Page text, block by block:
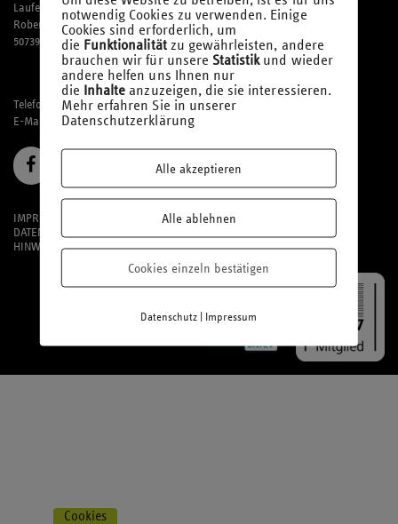
Laufenberg Michels und Partner mbB
Robert-Perthel-Straße 81
50739 Köln
Telefon: 02 21 / 95 74 94-0
E-Mail:
office@laufmich.de
IMPRESSUM
DATENSCHUTZ
HINWEISGEBERSYSTEM
Cookies
notwendig Cookies zu verwenden. Einige
Cookies sind erforderlich, um
die Funktionalitätzu gewährleisten, andere
brauchen wir für unsere Statistikund wieder
andere helfen uns Ihnen nur
die Inhalte anzuzeigen, die sie interessieren.
Mehr erfahren Sie in unserer
Datenschutzerklärung
Alle akzeptieren
Alle ablehnen
Cookies einzeln bestätigen
Datenschutz| Impressum